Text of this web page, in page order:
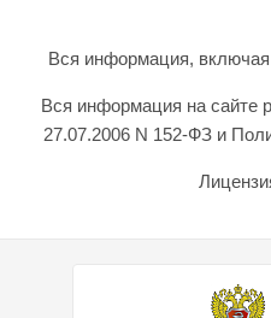
Вся информация,
Вся информация на сайте
27.07.2006 N 152-ФЗ и